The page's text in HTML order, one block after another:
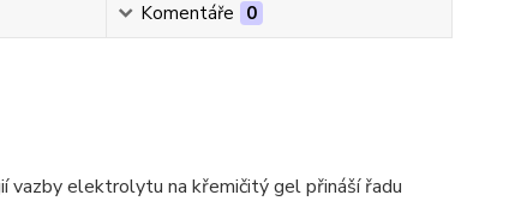
Komentáře 0
vazby elektrolytu na křemičitý gel přináší řadu